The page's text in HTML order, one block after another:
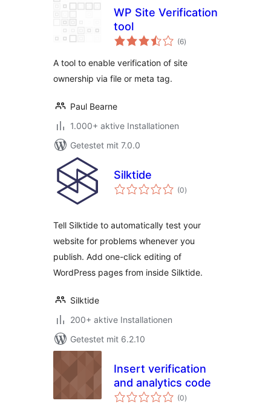
WP Site Verification
tool
(6Bewertungen
insgesamt
)
A tool to enable verification of site
ownership via file or meta tag.
Paul Bearne
1.000+ aktive Installationen
Getestet mit 7.0.0
Silktide
(0Bewertungen
insgesamt
)
Tell Silktide to automatically test your
website for problems whenever you
publish. Add one-click editing of
WordPress pages from inside Silktide.
Silktide
200+ aktive Installationen
Getestet mit 6.2.10
Insert verification
and analytics code
(0Bewertungen
insgesamt
)